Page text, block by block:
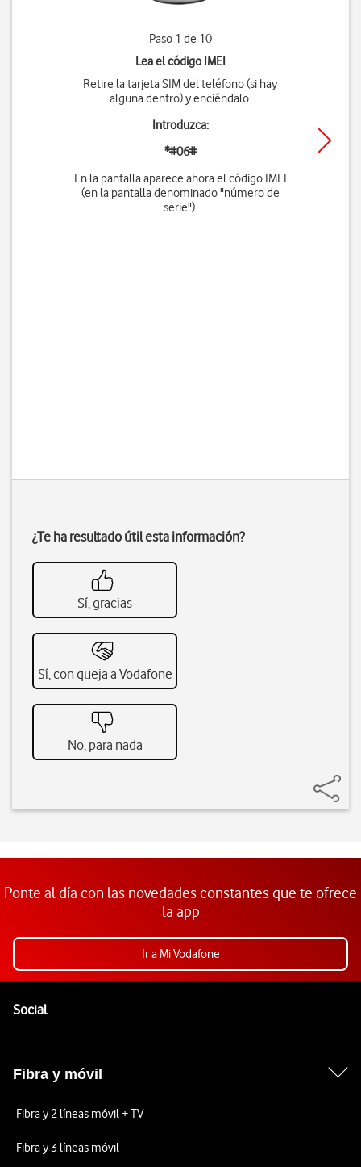
Paso 1 de 10
Lea el código IMEI
Retire la tarjeta SIM del teléfono (si hay
alguna dentro) y enciéndalo.
Introduzca:
*#06#
En la pantalla aparece ahora el código IMEI
(en la pantalla denominado "número de
serie").
¿Te ha resultado útil esta información?
Sí, gracias
Sí, con queja a Vodafone
No, para nada
Ponte al día con las novedades constantes que te ofrece
la app
Ir a Mi Vodafone
SocialEnlaces a las redes sociales de Vodafone
Fibra y móvil
Fibra y 2 líneas móvil + TV
Fibra y 3 líneas móvil